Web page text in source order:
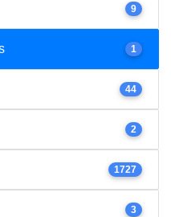
9
1
44
2
1727
3